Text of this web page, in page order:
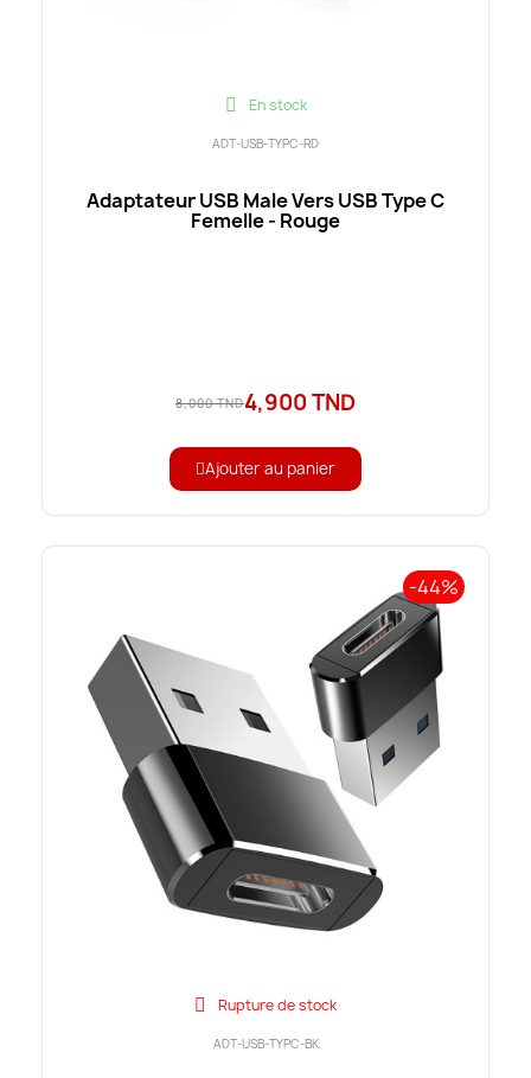
En stock
ADT-USB-TYPC-RD
Adaptateur USB Male Vers USB Type C
Femelle - Rouge
8,000 TND4,900 TND
Ajouter au panier
-44%
Rupture de stock
ADT-USB-TYPC-BK